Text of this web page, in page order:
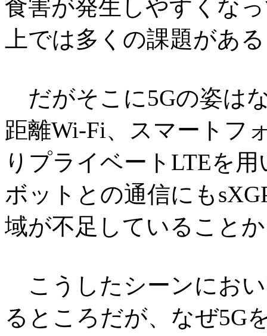
食害が発生しやすくな
上では多くの課題があ
だがそこに5Gの姿は
距離Wi-Fi、スマートフ
りプライベートLTEを
ボットとの通信にも
域が不足していること
こうしたシーンにお
るところだが、なぜ5G